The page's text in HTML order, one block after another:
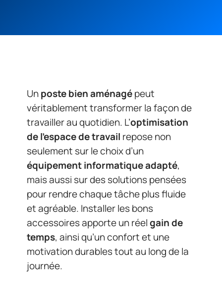
Unposte bien aménagépeut
véritablement transformer la façon de
travailler au quotidien. L’optimisation
de l’espace de travail repose non
seulement sur le choix d’un
équipement informatique adapté,
mais aussi sur des solutions pensées
pour rendre chaque tâche plus fluide
et agréable. Installer les bons
accessoires apporte un réelgain de
temps, ainsi qu’un confort et une
motivation durables tout au long de la
journée.